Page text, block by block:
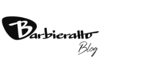
para
o
conteúdo